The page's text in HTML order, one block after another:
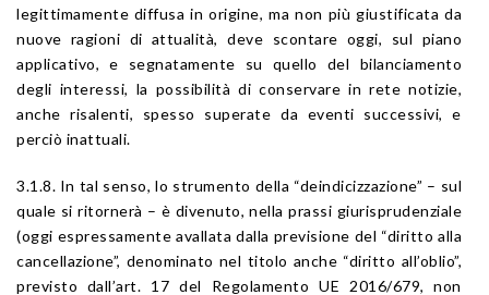
legittimamente diffusa in origine, ma non più giustificata da
nuove ragioni di attualità, deve scontare oggi, sul piano
applicativo, e segnatamente su quello del bilanciamento
degli interessi, la possibilità di conservare in rete notizie,
anche risalenti, spesso superate da eventi successivi, e
perciò inattuali.
3.1.8. In tal senso, lo strumento della “deindicizzazione” – sul
quale si ritornerà – è divenuto, nella prassi giurisprudenziale
(oggi espressamente avallata dalla previsione del “diritto alla
cancellazione”, denominato nel titolo anche “diritto all’oblio”,
previsto dall’art. 17 del Regolamento UE 2016/679, non